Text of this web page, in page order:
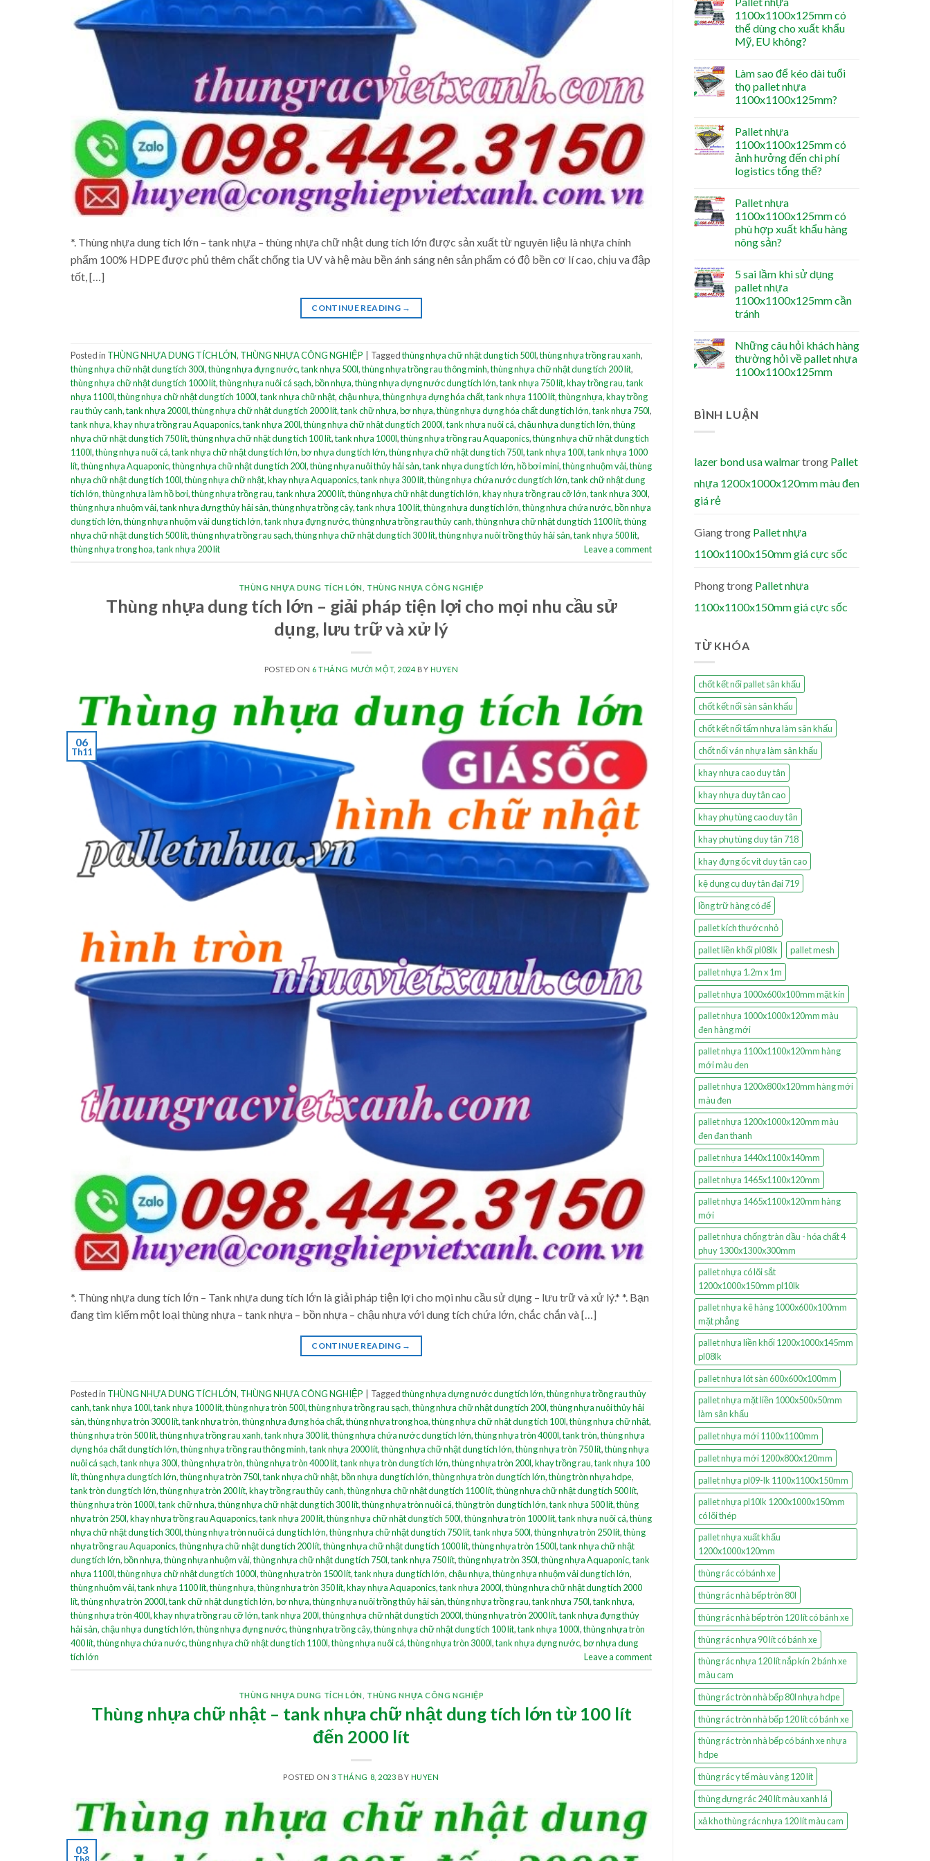
*. Thùng nhựa dung tích lớn – tank nhựa – thùng nhựa chữ nhật dung tích lớn được sản xuất từ nguyên liệu là nhựa chính
phẩm 100% HDPE được phủ thêm chất chống tia UV và hệ màu bền ánh sáng nên sản phẩm có độ bền cơ lí cao, chịu va đập
tốt, […]
CONTINUE READING →
Posted in THÙNG NHỰA DUNG TÍCH LỚN, THÙNG NHỰA CÔNG NGHIỆP Taggedthùng nhựa chữ nhật dung tích 500l,thùng nhựa trồng rau xanh,
thùng nhựa chữ nhật dung tích 300l,thùng nhựa đựng nước,tank nhựa 500l,thùng nhựa trồng rau thông minh,thùng nhựa chữ nhật dung tích 200 lít,
thùng nhựa chữ nhật dung tích 1000 lít,thùng nhựa nuôi cá sạch,bồn nhựa,thùng nhựa dựng nước dung tích lớn,tank nhựa 750 lít,khay trồng rau,tank
nhựa 1100l,thùng nhựa chữ nhật dung tích 1000l,tank nhựa chữ nhật,chậu nhựa,thùng nhựa đựng hóa chất,tank nhựa 1100 lít,thùng nhựa,khay trồng
rau thủy canh,tank nhựa 2000l,thùng nhựa chữ nhật dung tích 2000 lít,tank chữ nhựa,bơ nhựa,thùng nhựa dựng hóa chất dung tích lớn,tank nhựa 750l,
tank nhựa,khay nhựa trồng rau Aquaponics,tank nhựa 200l,thùng nhựa chữ nhật dung tích 2000l,tank nhựa nuôi cá,chậu nhựa dung tích lớn,thùng
nhựa chữ nhật dung tích 750 lít,thùng nhựa chữ nhật dung tích 100 lít,tank nhựa 1000l,thùng nhựa trồng rau Aquaponics,thùng nhựa chữ nhật dung tích
1100l,thùng nhựa nuôi cá,tank nhựa chữ nhật dung tích lớn,bơ nhựa dung tích lớn,thùng nhựa chữ nhật dung tích 750l,tank nhựa 100l,tank nhựa 1000
lít,thùng nhựa Aquaponic,thùng nhựa chữ nhật dung tích 200l,thùng nhựa nuôi thủy hải sản,tank nhựa dung tích lớn,hồ bơi mini,thùng nhuộm vải,thùng
nhựa chữ nhật dung tích 100l,thùng nhựa chữ nhật,khay nhựa Aquaponics,tank nhựa 300 lít,thùng nhựa chứa nước dung tích lớn,tank chữ nhật dung
tích lớn,thùng nhựa làm hồ bơi,thùng nhựa trồng rau,tank nhựa 2000 lít,thùng nhựa chữ nhật dung tích lớn,khay nhựa trồng rau cỡ lớn,tank nhựa 300l,
thùng nhựa nhuộm vải,tank nhựa đựng thủy hải sản,thùng nhựa trồng cây,tank nhựa 100 lít,thùng nhựa dung tích lớn,thùng nhựa chứa nước,bồn nhựa
dung tích lớn,thùng nhựa nhuộm vải dung tích lớn,tank nhựa đựng nước,thùng nhựa trồng rau thủy canh,thùng nhựa chữ nhật dung tích 1100 lít,thùng
nhựa chữ nhật dung tích 500 lít,thùng nhựa trồng rau sạch,thùng nhựa chữ nhật dung tích 300 lít,thùng nhựa nuôi trồng thủy hải sản,tank nhựa 500 lít,
thùng nhựa trong hoa,tank nhựa 200 lít Leave a comment
THÙNG NHỰA DUNG TÍCH LỚN THÙNG NHỰA CÔNG NGHIỆP
Thùng nhựa dung tích lớn – giải pháp tiện lợi cho mọi nhu cầu sử
dụng, lưu trữ và xử lý
POSTED ON 6 THÁNG MƯỜI MỘT, 2024BY HUYEN
06
Th11
*. Thùng nhựa dung tích lớn – Tank nhựa dung tích lớn là giải pháp tiện lợi cho mọi nhu cầu sử dụng – lưu trữ và xử lý.* *. Bạn
đang tìm kiếm một loại thùng nhựa – tank nhựa – bồn nhựa – chậu nhựa với dung tích chứa lớn, chắc chắn và […]
CONTINUE READING →
Posted in THÙNG NHỰA DUNG TÍCH LỚN, THÙNG NHỰA CÔNG NGHIỆP Taggedthùng nhựa dựng nước dung tích lớn,thùng nhựa trồng rau thủy
canh,tank nhựa 100l,tank nhựa 1000 lít,thùng nhựa tròn 500l,thùng nhựa trồng rau sạch,thùng nhựa chữ nhật dung tích 200l,thùng nhựa nuôi thủy hải
sản,thùng nhựa tròn 3000 lít,tank nhựa tròn,thùng nhựa đựng hóa chất,thùng nhựa trong hoa,thùng nhựa chữ nhật dung tích 100l,thùng nhựa chữ nhật,
thùng nhựa tròn 500 lít,thùng nhựa trồng rau xanh,tank nhựa 300 lít,thùng nhựa chứa nước dung tích lớn,thùng nhựa tròn 4000l,tank tròn,thùng nhựa
dựng hóa chất dung tích lớn,thùng nhựa trồng rau thông minh,tank nhựa 2000 lít,thùng nhựa chữ nhật dung tích lớn,thùng nhựa tròn 750 lít,thùng nhựa
nuôi cá sạch,tank nhựa 300l,thùng nhựa tròn,thùng nhựa tròn 4000 lít,tank nhựa tròn dung tích lớn,thùng nhựa tròn 200l,khay trồng rau,tank nhựa 100
lít,thùng nhựa dung tích lớn,thùng nhựa tròn 750l,tank nhựa chữ nhật,bồn nhựa dung tích lớn,thùng nhựa tròn dung tích lớn,thùng tròn nhựa hdpe,
tank tròn dung tích lớn,thùng nhựa tròn 200 lít,khay trồng rau thủy canh,thùng nhựa chữ nhật dung tích 1100 lít,thùng nhựa chữ nhật dung tích 500 lít,
thùng nhựa tròn 1000l,tank chữ nhựa,thùng nhựa chữ nhật dung tích 300 lít,thùng nhựa tròn nuôi cá,thùng tròn dung tích lớn,tank nhựa 500 lít,thùng
nhựa tròn 250l,khay nhựa trồng rau Aquaponics,tank nhựa 200 lít,thùng nhựa chữ nhật dung tích 500l,thùng nhựa tròn 1000 lít,tank nhựa nuôi cá,thùng
nhựa chữ nhật dung tích 300l,thùng nhựa tròn nuôi cá dung tích lớn,thùng nhựa chữ nhật dung tích 750 lít,tank nhựa 500l,thùng nhựa tròn 250 lít,thùng
nhựa trồng rau Aquaponics,thùng nhựa chữ nhật dung tích 200 lít,thùng nhựa chữ nhật dung tích 1000 lít,thùng nhựa tròn 1500l,tank nhựa chữ nhật
dung tích lớn,bồn nhựa,thùng nhựa nhuộm vải,thùng nhựa chữ nhật dung tích 750l,tank nhựa 750 lít,thùng nhựa tròn 350l,thùng nhựa Aquaponic,tank
nhựa 1100l,thùng nhựa chữ nhật dung tích 1000l,thùng nhựa tròn 1500 lít,tank nhựa dung tích lớn,chậu nhựa,thùng nhựa nhuộm vải dung tích lớn,
thùng nhuộm vải,tank nhựa 1100 lít,thùng nhựa,thùng nhựa tròn 350 lít,khay nhựa Aquaponics,tank nhựa 2000l,thùng nhựa chữ nhật dung tích 2000
lít,thùng nhựa tròn 2000l,tank chữ nhật dung tích lớn,bơ nhựa,thùng nhựa nuôi trồng thủy hải sản,thùng nhựa trồng rau,tank nhựa 750l,tank nhựa,
thùng nhựa tròn 400l,khay nhựa trồng rau cỡ lớn,tank nhựa 200l,thùng nhựa chữ nhật dung tích 2000l,thùng nhựa tròn 2000 lít,tank nhựa đựng thủy
hải sản,chậu nhựa dung tích lớn,thùng nhựa đựng nước,thùng nhựa trồng cây,thùng nhựa chữ nhật dung tích 100 lít,tank nhựa 1000l,thùng nhựa tròn
400 lít,thùng nhựa chứa nước,thùng nhựa chữ nhật dung tích 1100l,thùng nhựa nuôi cá,thùng nhựa tròn 3000l,tank nhựa đựng nước,bơ nhựa dung
tích lớn
Leave a comment
THÙNG NHỰA DUNG TÍCH LỚN THÙNG NHỰA CÔNG NGHIỆP
Thùng nhựa chữ nhật – tank nhựa chữ nhật dung tích lớn từ 100 lít
đến 2000 lít
POSTED ON3 THÁNG 8, 2023 BY HUYEN
03
1100x1100x125mm có
thể dùng cho xuất khẩu
Mỹ, EU không?
Làm sao để kéo dài tuổi
thọ pallet nhựa
1100x1100x125mm?
Pallet nhựa
1100x1100x125mm có
ảnh hưởng đến chi phí
logistics tổng thể?
Pallet nhựa
1100x1100x125mm có
phù hợp xuất khẩu hàng
nông sản?
5 sai lầm khi sử dụng
pallet nhựa
1100x1100x125mm cần
tránh
Những câu hỏi khách hàng
thường hỏi về pallet nhựa
1100x1100x125mm
BÌNH LUẬN
lazer bond usa walmartrong Pallet
nhựa 1200x1000x120mm màu đen
giá rẻ
Giangtrong Pallet nhựa
1100x1100x150mm giá cực sốc
Phongtrong Pallet nhựa
1100x1100x150mm giá cực sốc
TỪ KHÓA
chốt kết nối pallet sân khấu
chốt kết nối sàn sân khấu
chốt kết nối tấm nhựa làm sân khấu
chốt nối ván nhựa làm sân khấu
khay nhựa cao duy tân
khay nhựa duy tân cao
khay phụ tùng cao duy tân
khay phụ tùng duy tân 718
khay đựng ốc vít duy tân cao
kệ dụng cụ duy tân đại 719
lồng trữ hàng có đế
pallet kích thước nhỏ
pallet liền khối pl08lk
pallet mesh
pallet nhựa 1.2m x 1m
pallet nhựa 1000x600x100mm mặt kín
pallet nhựa 1000x1000x120mm màu
đen hàng mới
pallet nhựa 1100x1100x120mm hàng
mới màu đen
pallet nhựa 1200x800x120mm hàng mới
màu đen
pallet nhựa 1200x1000x120mm màu
đen đan thanh
pallet nhựa 1440x1100x140mm
pallet nhựa 1465x1100x120mm
pallet nhựa 1465x1100x120mm hàng
mới
pallet nhựa chống tràn dầu - hóa chất 4
phuy 1300x1300x300mm
pallet nhựa có lõi sắt
1200x1000x150mm pl10lk
pallet nhựa kê hàng 1000x600x100mm
mặt phẳng
pallet nhựa liền khối 1200x1000x145mm
pl08lk
pallet nhựa lót sàn 600x600x100mm
pallet nhựa mặt liền 1000x500x50mm
làm sân khấu
pallet nhựa mới 1100x1100mm
pallet nhựa mới 1200x800x120mm
pallet nhựa pl09-lk 1100x1100x150mm
pallet nhựa pl10lk 1200x1000x150mm
có lõi thép
pallet nhựa xuất khẩu
1200x1000x120mm
thùng rác có bánh xe
thùng rác nhà bếp tròn 80l
thùng rác nhà bếp tròn 120 lít có bánh xe
thùng rác nhựa 90 lít có bánh xe
thùng rác nhựa 120 lít nắp kín 2 bánh xe
màu cam
thùng rác tròn nhà bếp 80l nhựa hdpe
thùng rác tròn nhà bếp 120 lít có bánh xe
thùng rác tròn nhà bếp có bánh xe nhựa
hdpe
thùng rác y tế màu vàng 120 lít
thùng đựng rác 240 lít màu xanh lá
xả kho thùng rác nhựa 120 lít màu cam